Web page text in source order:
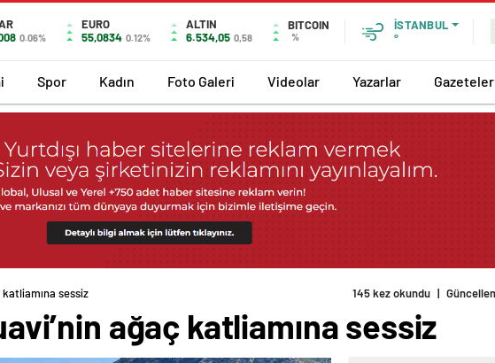
0.06%
EURO
55,0834 0.12%
ALTIN
6.534,05 0,58
BITCOIN
%
İSTANBUL
°
Spor Kadın Foto Galeri Videolar Yazarlar Gazeteler
sessiz
ağaç katliamına sessiz